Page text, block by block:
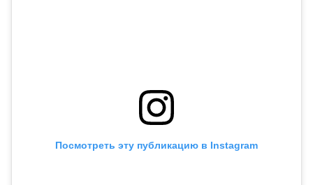
Посмотреть эту публикацию в Instagram